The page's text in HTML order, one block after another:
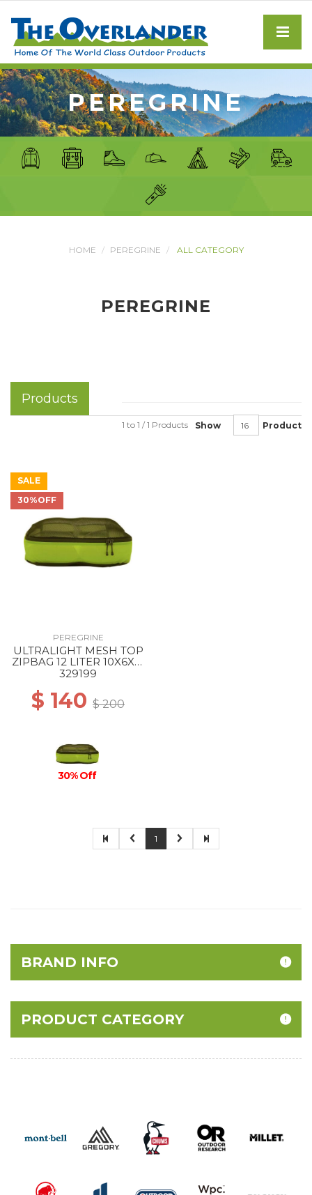
PEREGRINE
HOME PEREGRINE ALL CATEGORY
PEREGRINE
Products
Show Product
1 to 1 / 1 Products
SALE
30%OFF
PEREGRINE
ULTRALIGHT MESH TOP
ZIPBAG 12 LITER 10X6X21
INCH --
329199
$ 140 $ 200
30% Off
1
BRAND INFO
PRODUCT CATEGORY